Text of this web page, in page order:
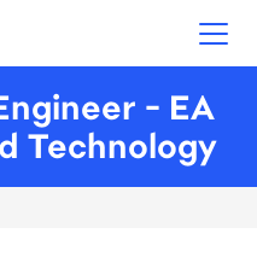
- EA
Technology